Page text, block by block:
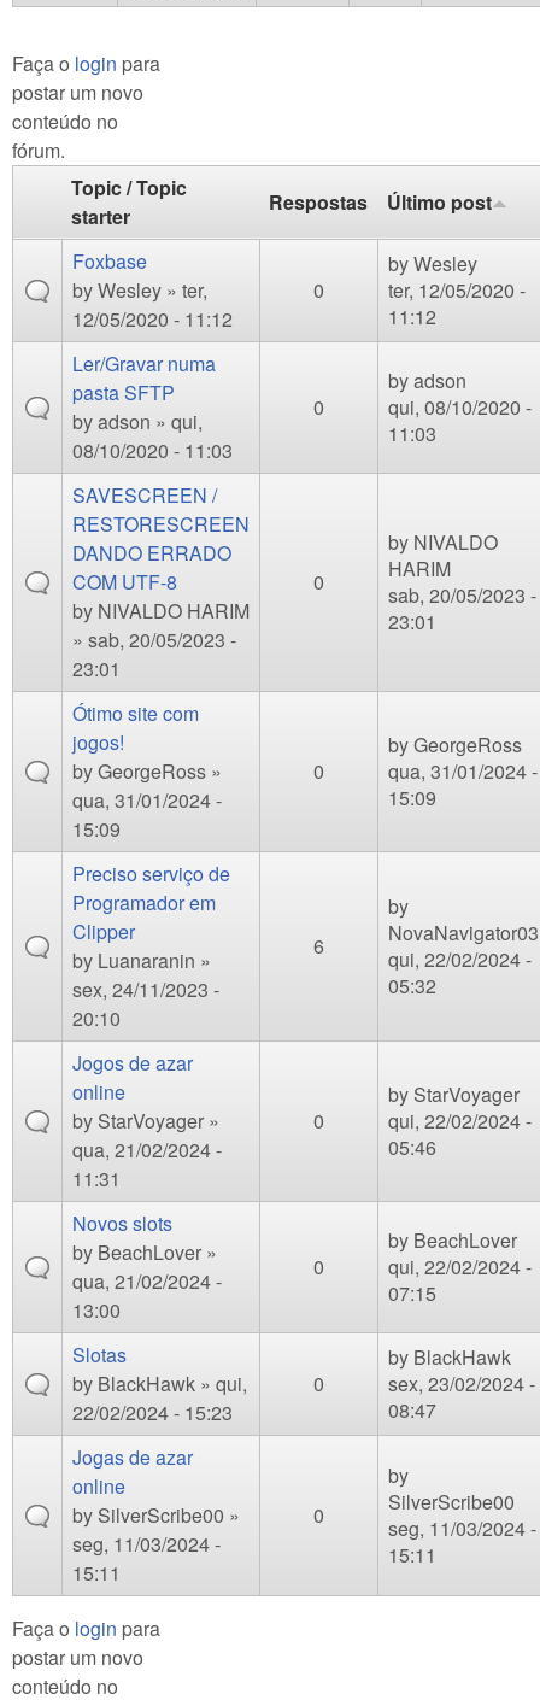
Faça o login para
postar um novo
conteúdo no
fórum.
Topic / Topic
starter
Respostas Último post
Foxbase
byWesley » ter,
12/05/2020 - 11:12
0
byWesley
ter, 12/05/2020 -
11:12
Ler/Gravar numa
pasta SFTP
byadson » qui,
08/10/2020 - 11:03
0
byadson
qui, 08/10/2020 -
11:03
SAVESCREEN /
RESTORESCREEN
DANDO ERRADO
COM UTF-8
by NIVALDO HARIM
» sab, 20/05/2023 -
23:01
0
by NIVALDO
HARIM
sab, 20/05/2023 -
23:01
Ótimo site com
jogos!
byGeorgeRoss »
qua, 31/01/2024 -
15:09
0
byGeorgeRoss
qua, 31/01/2024 -
15:09
Preciso serviço de
Programador em
Clipper
by Luanaranin »
sex, 24/11/2023 -
20:10
6
by
NovaNavigator03
qui, 22/02/2024 -
05:32
Jogos de azar
online
by StarVoyager »
qua, 21/02/2024 -
11:31
0
by StarVoyager
qui, 22/02/2024 -
05:46
Novos slots
by BeachLover »
qua, 21/02/2024 -
13:00
0
by BeachLover
qui, 22/02/2024 -
07:15
Slotas
by BlackHawk » qui,
22/02/2024 - 15:23
0
by BlackHawk
sex, 23/02/2024 -
08:47
Jogas de azar
online
by SilverScribe00 »
seg, 11/03/2024 -
15:11
0
by
SilverScribe00
seg, 11/03/2024 -
15:11
Faça o login para
postar um novo
conteúdo no